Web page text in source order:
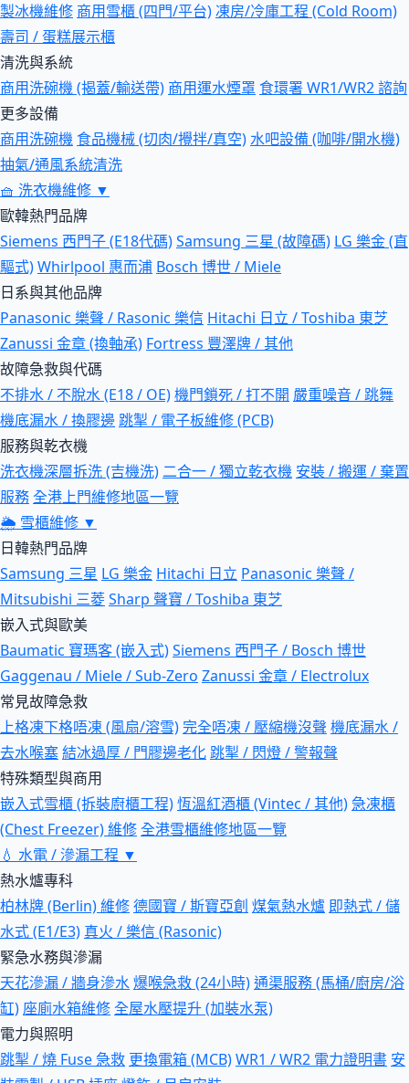
製冰機維修 商用雪櫃 (四門/平台)凍房/冷庫工程 (Cold Room)
壽司 / 蛋糕展示櫃
清洗與系統
商用洗碗機 (揭蓋/輸送帶) 商用運水煙罩 食環署 WR1/WR2 諮詢
更多設備
商用洗碗機 食品機械 (切肉/攪拌/真空)水吧設備 (咖啡/開水機)
抽氣/通風系統清洗
🧺 洗衣機維修 ▼
歐韓熱門品牌
Siemens 西門子 (E18代碼)Samsung 三星 (故障碼) LG 樂金 (直
驅式)Whirlpool 惠而浦 Bosch 博世 / Miele
日系與其他品牌
Panasonic 樂聲 / Rasonic 樂信 Hitachi 日立 / Toshiba 東芝
Zanussi 金章 (換軸承) Fortress 豐澤牌 / 其他
故障急救與代碼
不排水 / 不脫水 (E18 / OE)機門鎖死 / 打不開 嚴重噪音 / 跳舞
機底漏水 / 換膠邊跳掣 / 電子板維修 (PCB)
服務與乾衣機
洗衣機深層拆洗 (吉機洗) 二合一 / 獨立乾衣機 安裝 / 搬運 / 棄置
服務全港上門維修地區一覽
🌦 雪櫃維修 ▼
日韓熱門品牌
Samsung 三星 LG 樂金 Hitachi 日立 Panasonic 樂聲 /
Mitsubishi 三菱Sharp 聲寶 / Toshiba 東芝
嵌入式與歐美
Baumatic 寶瑪客 (嵌入式)Siemens 西門子 / Bosch 博世
Gaggenau / Miele / Sub-Zero Zanussi 金章 / Electrolux
常見故障急救
上格凍下格唔凍 (風扇/溶雪)完全唔凍 / 壓縮機沒聲 機底漏水 /
去水喉塞結冰過厚 / 門膠邊老化跳掣 / 閃燈 / 警報聲
特殊類型與商用
嵌入式雪櫃 (拆裝廚櫃工程)恆溫紅酒櫃 (Vintec / 其他)急凍櫃
(Chest Freezer) 維修全港雪櫃維修地區一覽
💧 水電 / 滲漏工程 ▼
熱水爐專科
柏林牌 (Berlin) 維修德國寶 / 斯寶亞創 煤氣熱水爐 即熱式 / 儲
水式 (E1/E3) 真火 / 樂信 (Rasonic)
緊急水務與滲漏
天花滲漏 / 牆身滲水爆喉急救 (24小時)通渠服務 (馬桶/廚房/浴
缸) 座廁水箱維修全屋水壓提升 (加裝水泵)
電力與照明
跳掣 / 燒 Fuse 急救 更換電箱 (MCB)WR1 / WR2 電力證明書 安